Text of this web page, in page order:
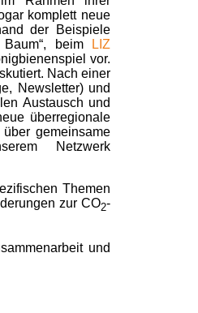
komplett neue
der Beispiele
beim
LIZ
vor.
Nach einer
Newsletter) und
Austausch und
überregionale
gemeinsame
Netzwerk
Themen
zur CO2-
und